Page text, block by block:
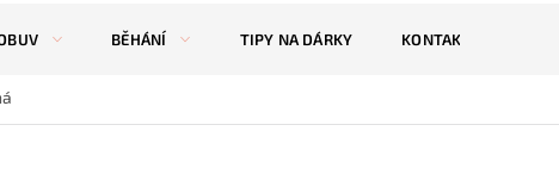
BĚHÁNÍ TIPY NA DÁRKY KONTAKTY